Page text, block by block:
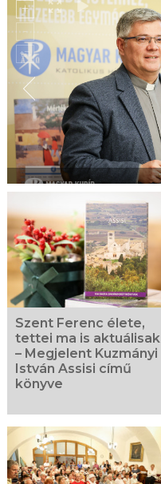
Szent Ferenc élete,
tettei ma is aktuálisak
– Megjelent Kuzmányi
István Assisi című
könyve